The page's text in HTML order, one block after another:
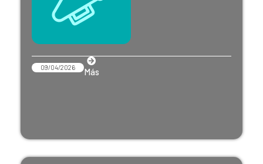
09/04/2026 Más